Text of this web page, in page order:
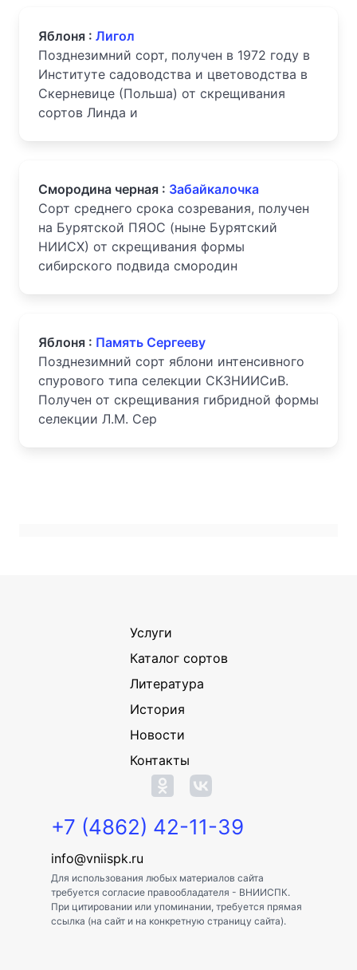
Яблоня : Лигол
Позднезимний сорт, получен в 1972 году в
Институте садоводства и цветоводства в
Скерневице (Польша) от скрещивания
сортов Линда и
Смородина черная : Забайкалочка
Сорт среднего срока созревания, получен
на Бурятской ПЯОС (ныне Бурятский
НИИСХ) от скрещивания формы
сибирского подвида смородин
Яблоня : Память Сергееву
Позднезимний сорт яблони интенсивного
спурового типа селекции СКЗНИИСиВ.
Получен от скрещивания гибридной формы
селекции Л.М. Сер
Услуги
Каталог сортов
Литература
История
Новости
Контакты
+7 (4862) 42-11-39
info@vniispk.ru
Для использования любых материалов сайта
требуется согласие правообладателя - ВНИИСПК.
При цитировании или упоминании, требуется прямая
ссылка (на сайт и на конкретную страницу сайта).